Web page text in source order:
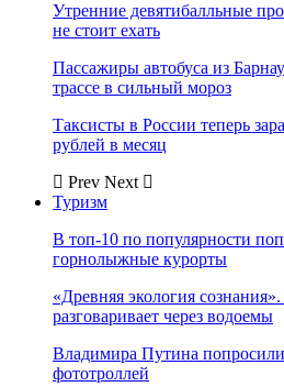
Утренние девятибалльные
не стоит ехать
Пассажиры автобуса из
трассе в сильный мороз
Таксисты в России теперь
рублей в месяц
Prev Next
Туризм
В топ-10 по популярности
горнолыжные курорты
«Древняя экология
разговаривает через водоемы
Владимира Путина попросили
фототроллей